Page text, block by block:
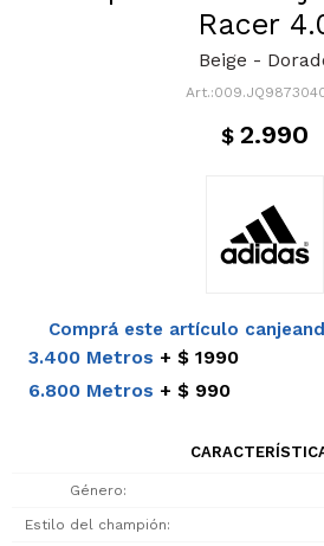
Racer
Beige -
$ 2.990
Comprá este artículo
3.400 Metros $ 1990
6.800 Metros $ 990
Género
Estilo del champión